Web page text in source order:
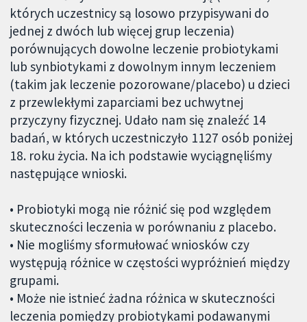
których uczestnicy są losowo przypisywani do
jednej z dwóch lub więcej grup leczenia)
porównujących dowolne leczenie probiotykami
lub synbiotykami z dowolnym innym leczeniem
(takim jak leczenie pozorowane/placebo) u dzieci
z przewlekłymi zaparciami bez uchwytnej
przyczyny fizycznej. Udało nam się znaleźć 14
badań, w których uczestniczyło 1127 osób poniżej
18. roku życia. Na ich podstawie wyciągnęliśmy
następujące wnioski.
• Probiotyki mogą nie różnić się pod względem
skuteczności leczenia w porównaniu z placebo.
• Nie mogliśmy sformułować wniosków czy
występują różnice w częstości wypróżnień między
grupami.
• Może nie istnieć żadna różnica w skuteczności
leczenia pomiędzy probiotykami podawanymi